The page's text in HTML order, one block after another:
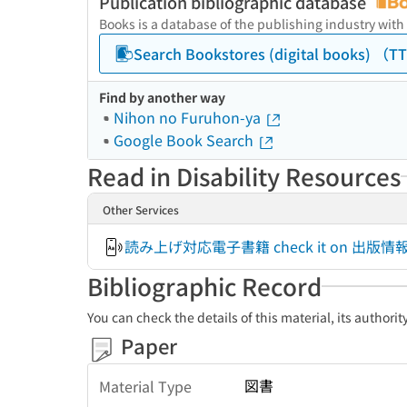
Books is a database of the publishing industry
Search Bookstores (digital books) （
Find by another way
Nihon no Furuhon-ya
Google Book Search
Read in Disability Resources
Other Services
読み上げ対応電子書籍 check it on 出版情
Bibliographic Record
You can check the details of this material, its
Paper
Material Type 図書